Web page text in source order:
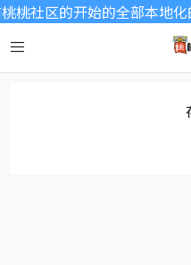
桃社区的开始的全部本地